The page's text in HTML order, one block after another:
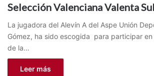
Selección Valenciana Valenta
La jugadora del Alevín A del Aspe Unión
Gómez, ha sido escogida para participar
de la…
Leer más